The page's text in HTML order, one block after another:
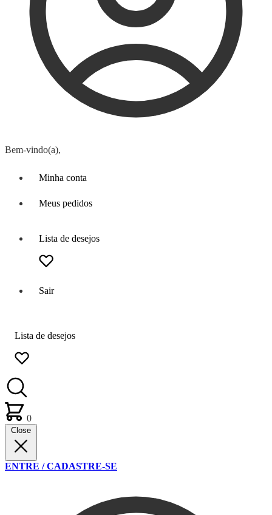
Bem-vindo(a),
Minha conta
Meus pedidos
Lista de desejos
Sair
Lista de desejos
0
Close
ENTRE / CADASTRE-SE